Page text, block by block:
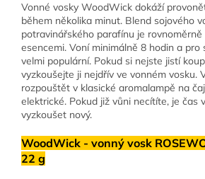
Vonné vosky WoodWick dokáží
během několika minut. Blend sojového
potravinářského parafínu je
esencemi. Voní minimálně 8 hodin a pro
velmi populární. Pokud si nejste jistí
vyzkoušejte ji nejdřív ve vonném vosku.
rozpouštět v klasické aromalampě na
elektrické. Pokud již vůni necítíte, je čas
vyzkoušet nový.
WoodWick - vonný vosk
22 g